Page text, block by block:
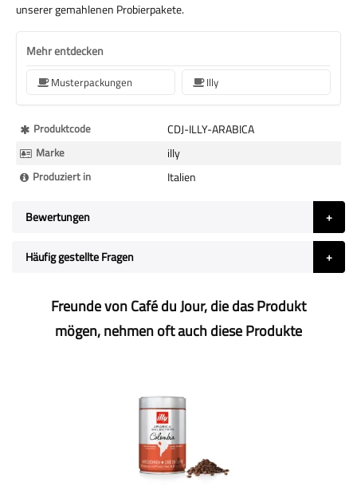
unserer gemahlenen Probierpakete.
Mehr entdecken
Musterpackungen Illy
Mehr
Informationen
Produktcode CDJ-ILLY-ARABICA
Marke illy
Produziert in Italien
Bewertungen
Häufig gestellte Fragen
Freunde von Café du Jour, die das Produkt
mögen, nehmen oft auch diese Produkte